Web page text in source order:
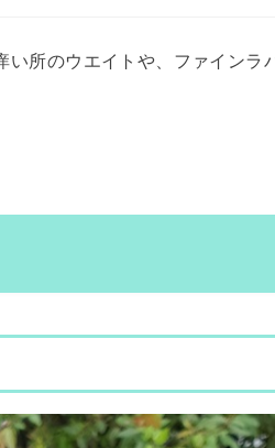
所のウエイトや、ファインラ